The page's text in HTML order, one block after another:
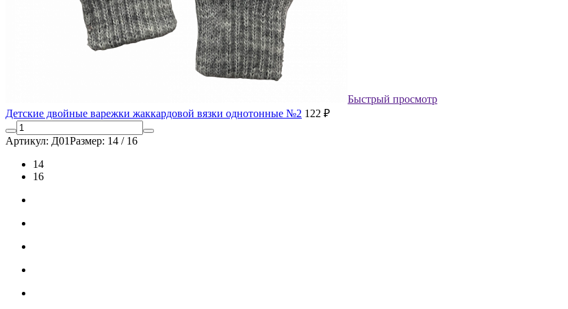
Быстрый просмотр
Детские двойные варежки жаккардовой вязки однотонные №2 122 ₽
Артикул: Д01Размер: 14 / 16
14
16